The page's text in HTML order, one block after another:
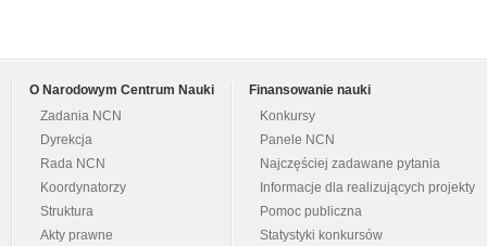
O Narodowym Centrum Nauki
Zadania NCN
Dyrekcja
Rada NCN
Koordynatorzy
Struktura
Akty prawne
Finansowanie nauki
Konkursy
Panele NCN
Najczęściej zadawane pytania
Informacje dla realizujących projekty
Pomoc publiczna
Statystyki konkursów